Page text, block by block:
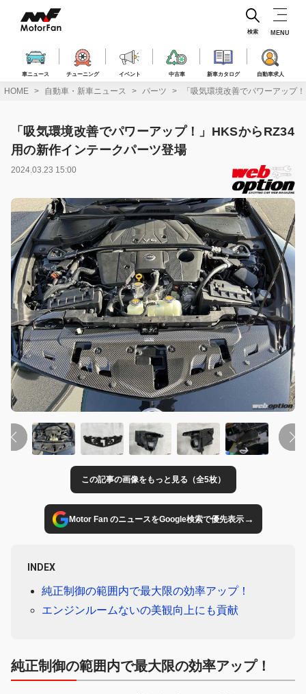
ス
車ニュース チューニング イベント 中古車 新車カタログ 自動車求人
検索 MENU
HOME 自動車・新車ニュース パーツ 「吸気環境改善でパワーアップ
「吸気環境改善でパワーアップ！」HKSからRZ34
用の新作インテークパーツ登場
2024.03.23 15:00
この記事の画像をもっと見る（全5枚）
Motor Fan のニュースをGoogle検索で優先表示→
INDEX
純正制御の範囲内で最大限の効率アップ！
エンジンルームないの美観向上にも貢献
純正制御の範囲内で最大限の効率アップ！